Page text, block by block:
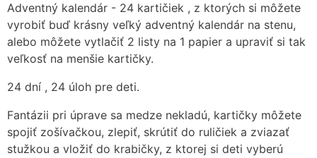
Adventný kalendár - 24 kartičiek , z ktorých si môžete
vyrobiť buď krásny veľký adventný kalendár na stenu,
alebo môžete vytlačiť 2 listy na 1 papier a upraviť si tak
veľkosť na menšie kartičky.
24 dní , 24 úloh pre deti.
Fantázii pri úprave sa medze nekladú, kartičky môžete
spojiť zošívačkou, zlepiť, skrútiť do ruličiek a zviazať
stužkou a vložiť do krabičky, z ktorej si deti vyberú